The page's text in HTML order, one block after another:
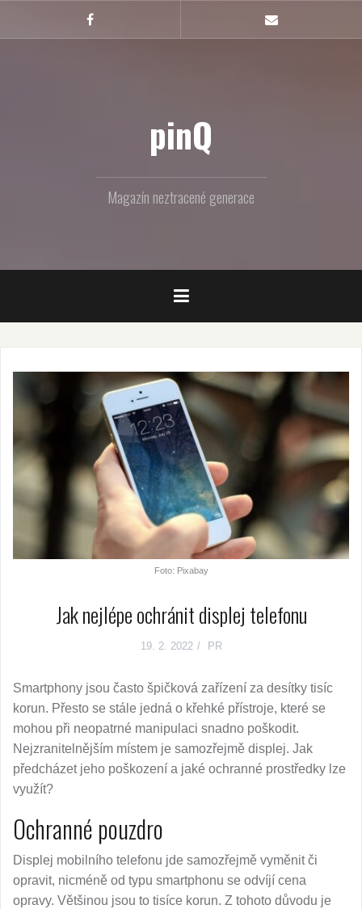
pinQ
Magazín neztracené generace
Foto: Pixabay
Jak nejlépe ochránit displej telefonu
19. 2. 2022 PR
Smartphony jsou často špičková zařízení za desítky tisíc
korun. Přesto se stále jedná o křehké přístroje, které se
mohou při neopatrné manipulaci snadno poškodit.
Nejzranitelnějším místem je samozřejmě displej. Jak
předcházet jeho poškození a jaké ochranné prostředky lze
využít?
Ochranné pouzdro
Displej mobilního telefonu jde samozřejmě vyměnit či
opravit, nicméně od typu smartphonu se odvíjí cena
opravy. Většinou jsou to tisíce korun. Z tohoto důvodu je